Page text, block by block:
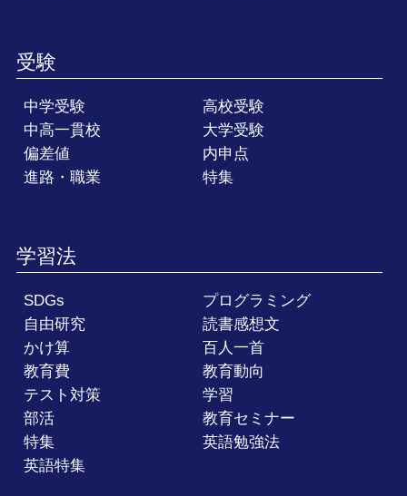
受験
中学受験
高校受験
中高一貫校
大学受験
偏差値
内申点
進路・職業
特集
学習法
SDGs
プログラミング
自由研究
読書感想文
かけ算
百人一首
教育費
教育動向
テスト対策
学習
部活
教育セミナー
特集
英語勉強法
英語特集